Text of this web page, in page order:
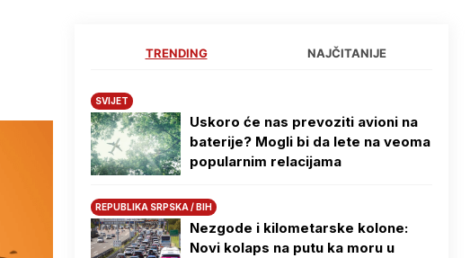
TRENDING NAJČITANIJE
SVIJET
Uskoro će nas prevoziti avioni na
baterije? Mogli bi da lete na veoma
popularnim relacijama
REPUBLIKA SRPSKA / BIH
Nezgode i kilometarske kolone:
Novi kolaps na putu ka moru u